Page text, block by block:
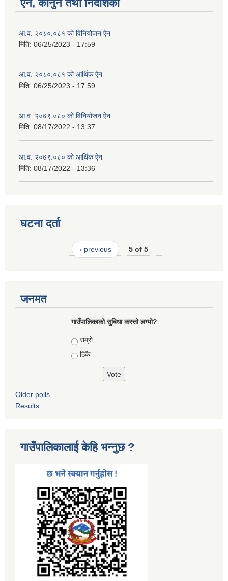
ऐन, कानुन तथा निर्देशिका
आ.व. २०८०.०८१ को विनियोजन ऐन
मिति: 06/25/2023 - 17:59
आ.व. २०८०.०८१ को आर्थिक ऐन
मिति: 06/25/2023 - 17:59
आ.व. २०७९.०८० को विनियोजन ऐन
मिति: 08/17/2022 - 13:37
आ.व. २०७९.०८० को आर्थिक ऐन
मिति: 08/17/2022 - 13:36
घटना दर्ता
‹ previous 5 of 5
जनमत
गाउँपालिकाको सुबिधा कस्तो लग्यो?
Choices
राम्रो
ठिकै
Older polls
Results
गाउँपालिकालाई केहि भन्नुछ ?